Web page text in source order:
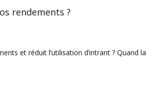
rendements ?
et réduit l’utilisation d’intrant ? Quand la